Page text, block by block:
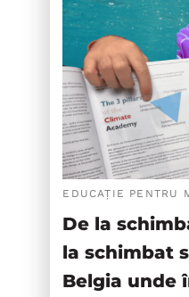
EDUCAȚIE PENTRU
De la
la schimbat
Belgia unde